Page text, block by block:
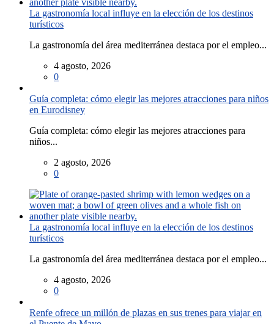
La gastronomía local influye en la elección de los destinos
turísticos
La gastronomía del área mediterránea destaca por el empleo...
4 agosto, 2026
0
Guía completa: cómo elegir las mejores atracciones para niños
en Eurodisney
Guía completa: cómo elegir las mejores atracciones para
niños...
2 agosto, 2026
0
La gastronomía local influye en la elección de los destinos
turísticos
La gastronomía del área mediterránea destaca por el empleo...
4 agosto, 2026
0
Renfe ofrece un millón de plazas en sus trenes para viajar en